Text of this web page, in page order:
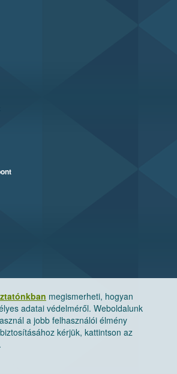
megismerheti, hogyan
adatai védelméről. Weboldalunk
a jobb felhasználói élmény
kérjük, kattintson az